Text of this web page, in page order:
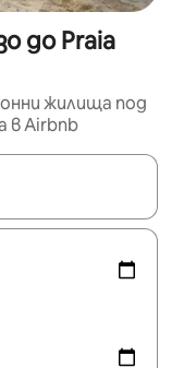
до Praia
жилища под
в Airbnb